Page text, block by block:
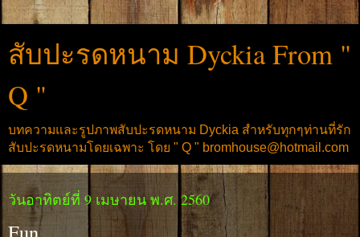
สับปะรดหนาม Dyckia From "
Q "
บทความและรูปภาพสับปะรดหนาม Dyckia สำหรับทุกๆท่านที่รัก
สับปะรดหนามโดยเฉพาะ โดย " Q " bromhouse@hotmail.com
วันอาทิตย์ที่ 9 เมษายน พ.ศ. 2560